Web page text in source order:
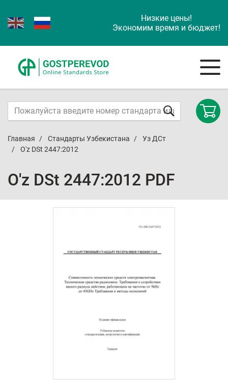
Низкие цены!
Экономим время и бюджет!
Главная Стандарты Узбекистана
Уз ДСт
O'z DSt 2447:2012
O'z DSt 2447:2012 PDF